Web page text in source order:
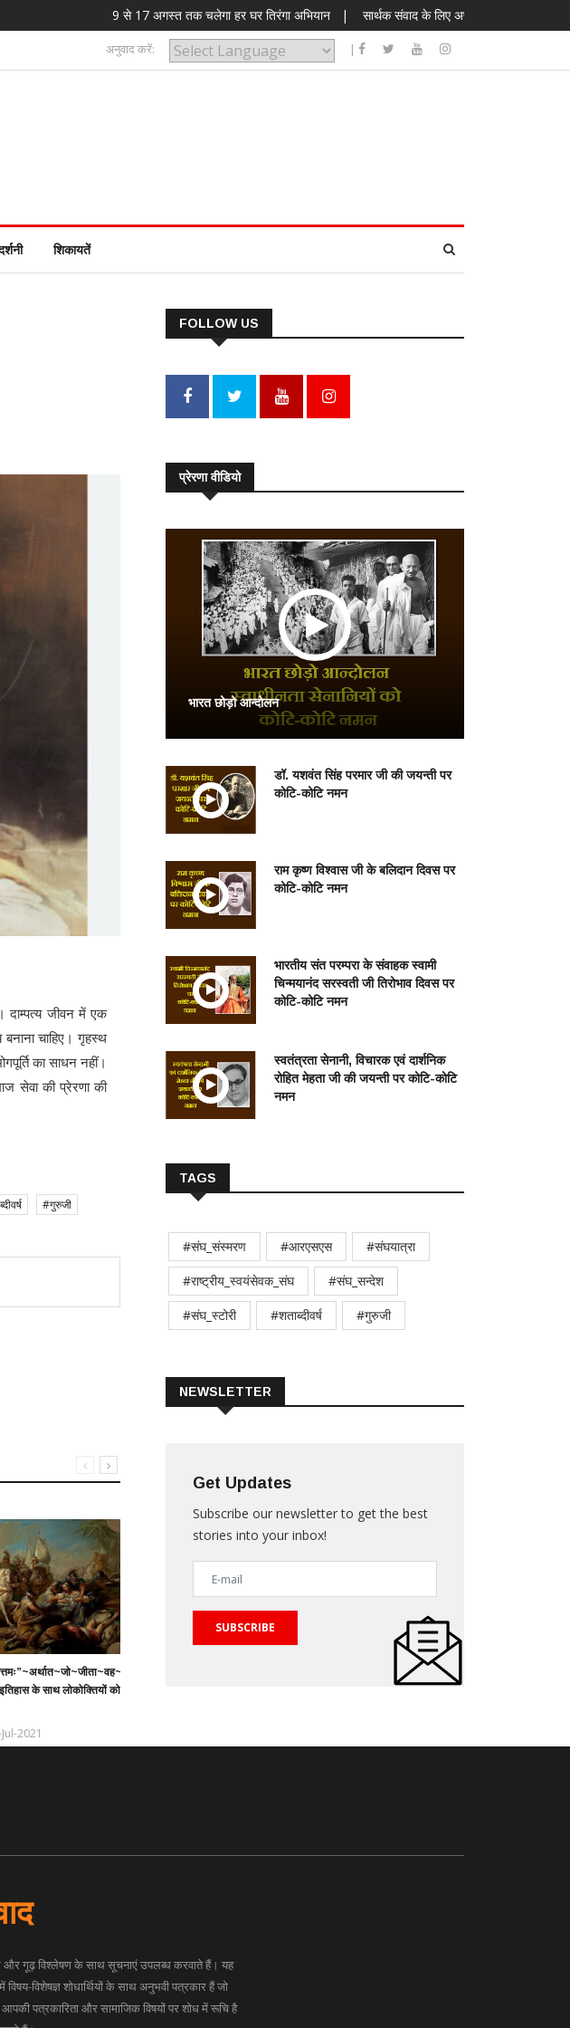
9 से 17 अगस्त तक चलेगा हर घर तिरंगा अभियान | सार्थक संवाद के लिए अपनत्व का संबंध होना चाहिए – डॉ.
अनुवाद करें:
Powered by
|
शिकायतें
दाम्पत्य जीवन में एक
चाहिए। गृहस्थ
का साधन नहीं।
सेवा की प्रेरणा की
#गुरुजी
के साथ लोकोक्तियों को
2021
त्याग की प्रतिमूर्ति~स्वामी लक्ष्मणानन्द, वनवासियों के
23-Aug-2021
दीपिका मनोहर
FOLLOW US
प्रेरणा वीडियो
भारत छोड़ो आन्दोलन
डॉ. यशवंत सिंह परमार जी की जयन्ती पर
कोटि-कोटि नमन
राम कृष्ण विश्वास जी के बलिदान दिवस पर
कोटि-कोटि नमन
भारतीय संत परम्परा के संवाहक स्वामी
चिन्मयानंद सरस्वती जी तिरोभाव दिवस पर
कोटि-कोटि नमन
स्वतंत्रता सेनानी, विचारक एवं दार्शनिक
रोहित मेहता जी की जयन्ती पर कोटि-कोटि
नमन
TAGS
#संघ_संस्मरण #आरएसएस
#संघयात्रा
#राष्ट्रीय_स्वयंसेवक_संघ
#संघ_सन्देश
#संघ_स्टोरी
#शताब्दीवर्ष #गुरुजी
NEWSLETTER
Get Updates
Subscribe our newsletter to get the best
stories into your inbox!
SUBSCRIBE
और गूढ़ विश्लेषण के साथ सूचनाएं उपलब्ध करवाते हैं। यह
विशेषज्ञ शोधार्थियों के साथ अनुभवी पत्रकार हैं जो
पत्रकारिता और सामाजिक विषयों पर शोध में रूचि है